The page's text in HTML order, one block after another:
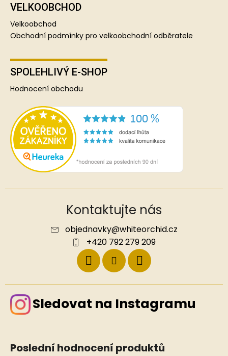
VELKOOBCHOD
Velkoobchod
Obchodní podmínky pro velkoobchodní odběratele
SPOLEHLIVÝ E-SHOP
Hodnocení obchodu
Kontaktujte nás
objednavky@whiteorchid.cz
+420 792 279 209
Sledovat na Instagramu
Poslední hodnocení produktů